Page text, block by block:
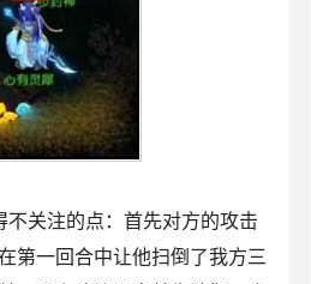
关注的点：首先对方的攻击
第一回合中让他扫倒了我方三